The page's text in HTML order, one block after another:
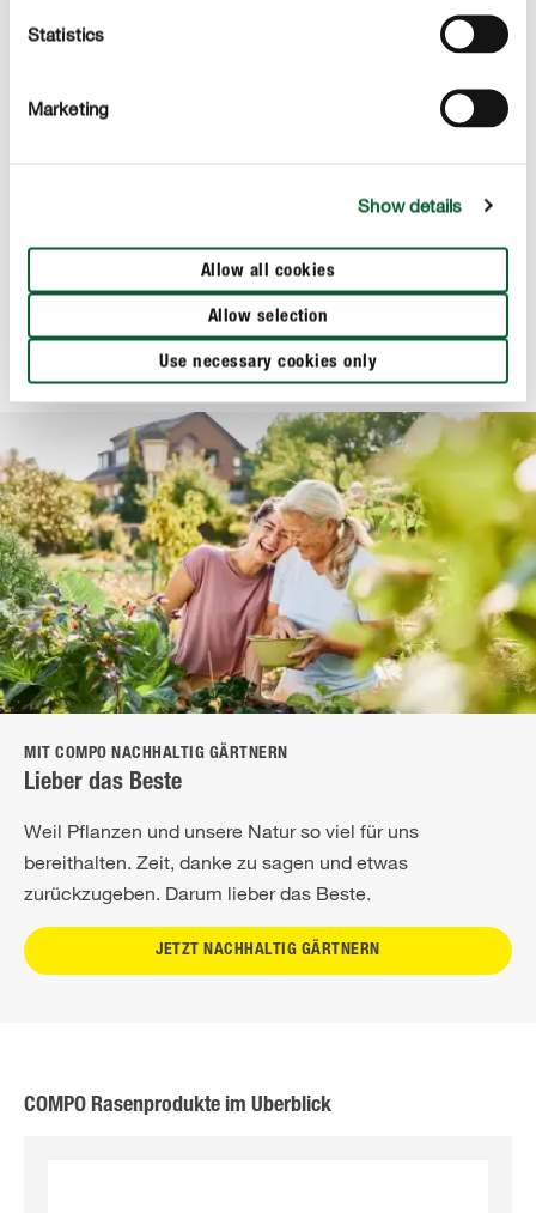
Statistics
Marketing
Show details
Allow all cookies
Allow selection
Use necessary cookies only
COMPO BIO Bodenschutz Pellets
MIT COMPO NACHHALTIG GÄRTNERN
Lieber das Beste
Weil Pflanzen und unsere Natur so viel für uns
bereithalten. Zeit, danke zu sagen und etwas
zurückzugeben. Darum lieber das Beste.
JETZT NACHHALTIG GÄRTNERN
COMPO Rasenprodukte im Überblick